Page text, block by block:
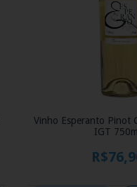
Vinho Esperanto Pinot
IGT 750ml